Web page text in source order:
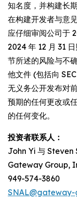
知名度，并构建长
在构建开发者与意
应仔细审阅公司于
2024 年 12 月 31
节所述的风险与不
他文件 (包括向
无义务公开发布对
预期的任何更改或
的任何变化。
投资者联系人：
John Yi 与 Steven
Gateway Group,
949-574-3860
SNAL@gateway-